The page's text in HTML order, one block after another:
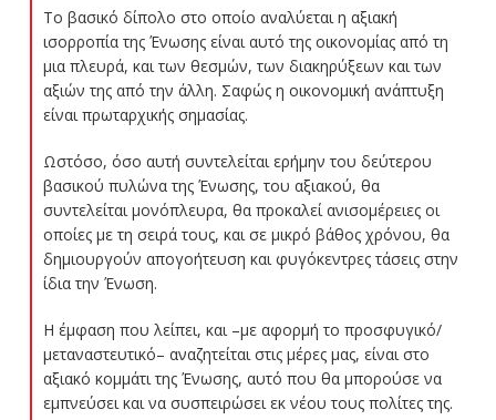
Το βασικό δίπολο στο οποίο αναλύεται η αξιακή
ισορροπία της Ένωσης είναι αυτό της οικονομίας από τη
μια πλευρά, και των θεσμών, των διακηρύξεων και των
αξιών της από την άλλη. Σαφώς η οικονομική ανάπτυξη
είναι πρωταρχικής σημασίας.
Ωστόσο, όσο αυτή συντελείται ερήμην του δεύτερου
βασικού πυλώνα της Ένωσης, του αξιακού, θα
συντελείται μονόπλευρα, θα προκαλεί ανισομέρειες οι
οποίες με τη σειρά τους, και σε μικρό βάθος χρόνου, θα
δημιουργούν απογοήτευση και φυγόκεντρες τάσεις στην
ίδια την Ένωση.
Η έμφαση που λείπει, και –με αφορμή το προσφυγικό/
μεταναστευτικό– αναζητείται στις μέρες μας, είναι στο
αξιακό κομμάτι της Ένωσης, αυτό που θα μπορούσε να
εμπνεύσει και να συσπειρώσει εκ νέου τους πολίτες της.